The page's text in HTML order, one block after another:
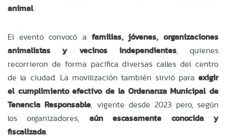
animal.
El evento convocó a familias, jóvenes, organizaciones
animalistas y vecinos independientes, quienes
recorrieron de forma pacífica diversas calles del centro
de la ciudad. La movilización también sirvió para exigir
el cumplimiento efectivo de la Ordenanza Municipal de
Tenencia Responsable, vigente desde 2023 pero, según
los organizadores, aún escasamente conocida y
fiscalizada.